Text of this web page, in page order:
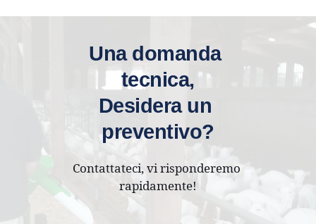
Una domanda
tecnica,
Desidera un
preventivo?
Contattateci, vi risponderemo
rapidamente!